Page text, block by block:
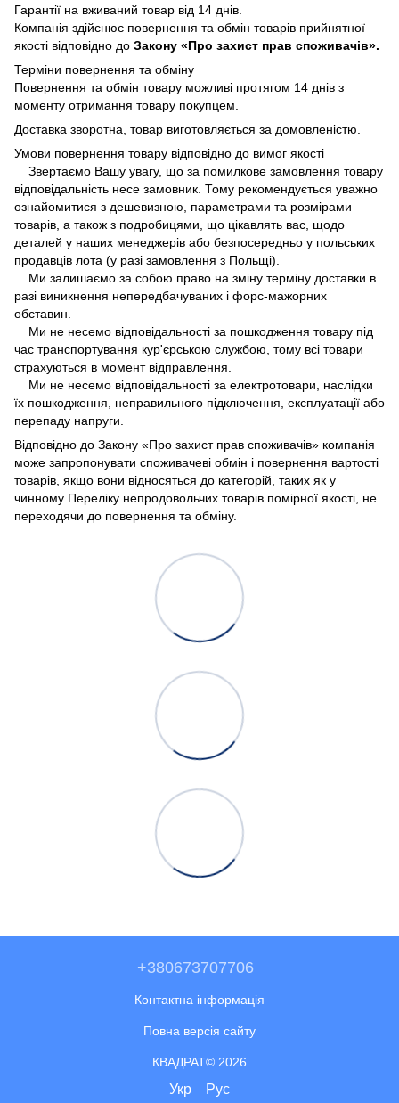
Гарантії на вживаний товар від 14 днів.
Компанія здійснює повернення та обмін товарів прийнятної
якості відповідно до Закону «Про захист прав споживачів».
Терміни повернення та обміну
Повернення та обмін товару можливі протягом 14 днів з
моменту отримання товару покупцем.
Доставка зворотна, товар виготовляється за домовленістю.
Умови повернення товару відповідно до вимог якості
Звертаємо Вашу увагу, що за помилкове замовлення товару
відповідальність несе замовник. Тому рекомендується уважно
ознайомитися з дешевизною, параметрами та розмірами
товарів, а також з подробицями, що цікавлять вас, щодо
деталей у наших менеджерів або безпосередньо у польських
продавців лота (у разі замовлення з Польщі).
Ми залишаємо за собою право на зміну терміну доставки в
разі виникнення непередбачуваних і форс-мажорних
обставин.
Ми не несемо відповідальності за пошкодження товару під
час транспортування кур'єрською службою, тому всі товари
страхуються в момент відправлення.
Ми не несемо відповідальності за електротовари, наслідки
їх пошкодження, неправильного підключення, експлуатації або
перепаду напруги.
Відповідно до Закону «Про захист прав споживачів» компанія
може запропонувати споживачеві обмін і повернення вартості
товарів, якщо вони відносяться до категорій, таких як у
чинному Переліку непродовольчих товарів помірної якості, не
переходячи до повернення та обміну.
+380673707706
Контактна інформація
Повна версія сайту
КВАДРАТ© 2026
Укр Рус